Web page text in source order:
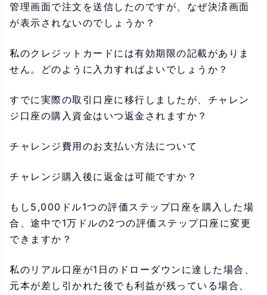
管理画面で注文を送信したのですが、なぜ決済画面
が表示されないのでしょうか？
私のクレジットカードには有効期限の記載がありま
せん。どのように入力すればよいでしょうか？
すでに実際の取引口座に移行しましたが、チャレン
ジ口座の購入資金はいつ返金されますか？
チャレンジ費用のお支払い方法について
チャレンジ購入後に返金は可能ですか？
もし5,000ドル1つの評価ステップ口座を購入した場
合、途中で1万ドルの2つの評価ステップ口座に変更
できますか？
私のリアル口座が1日のドローダウンに達した場合、
元本が差し引かれた後でも利益が残っている場合、